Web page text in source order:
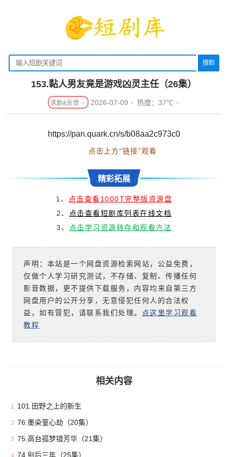
搜剧
153.黏人男友竟是游戏凶灵主任（26集）
2026-07-09 热度：37℃
https://pan.quark.cn/s/b08aa2c973c0
点击上方“链接”观看
精彩拓展
1、 点击查看1000T完整版资源盘
2、 点击查看短剧库列表在线文档
3、 点击学习资源转存和观看方法
声明：本站是一个网盘资源检索网站，公益免费，
仅做个人学习研究测试，不存储、复制、传播任何
影音数据，更不提供下载服务，内容均来自第三方
网盘用户的公开分享，无意侵犯任何人的合法权
益，如有冒犯，请联系我们处理。 点这里学习观看
教程
相关内容
1 101.田野之上的新生
2 76.墨染篁心劫（20集）
3 75.高台孤梦错芳华（21集）
74.别后三年（25集）